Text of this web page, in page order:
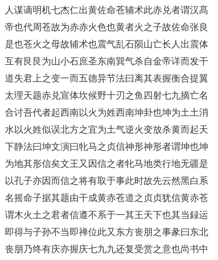
人谋谪明机七杰仁出黄佐命苍辅术此赤兑者谓汉髙
帝也代周苍故为赤赤火色也黄者火之子故佐命张良
是也苍火之母故辅术也震气乱石陨山亡长人出震体
互有艮艮为山小石庶圣东南巽气杀自金帝详而发干
道失君上之变一而五德异节法曰离其表握衡合提翼
太理天题赤兑宣体坎候野十刃之鱼四射七九摘亡名
合讨吾代者起西南以火为姓西南坤卦也坤为土土消
水以火姓似误北方之宜为土气逆火变放杀黄而起天
下静法曰坤文演曰牝马之贞信神形神形者谓坤也坤
为地其形信矣文王又因信之者牝马地类行地无疆是
以孔子亦因而信之将有取于事此时故先云然黑白系
名摇命子据其题由干成黄赤苍道之贞贞犹信黄赤苍
谓木火土之君者信遵不系于一其王天下也其当録运
即得与子孙不当即禅位此又东方丧朋之事彖曰东北
丧朋乃终有庆亦握庆七九九还复受赏之意也尚书中